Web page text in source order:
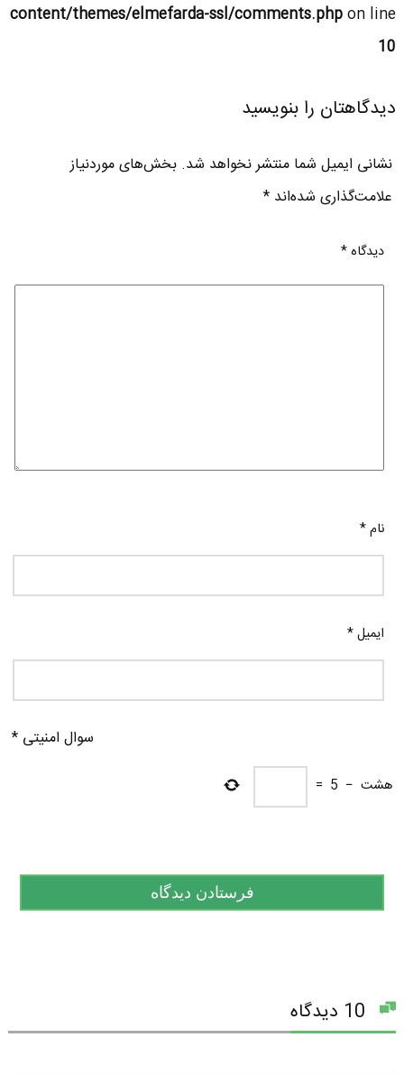
content/themes/elmefarda-ssl/comments.phpon line
10
دیدگاهتان را بنویسید
نشانی ایمیل شما منتشر نخواهد شد. بخش‌های موردنیاز
علامت‌گذاری شده‌اند*
دیدگاه*
نام*
ایمیل*
سوال امنیتی *
هشت −
5
=